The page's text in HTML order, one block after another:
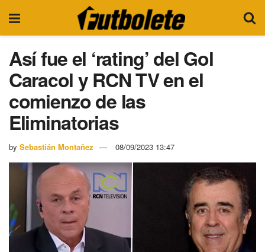
Así fue el ‘rating’ del Gol
Caracol y RCN TV en el
comienzo de las
Eliminatorias
by Sebastián Montañez 08/09/2023 13:47